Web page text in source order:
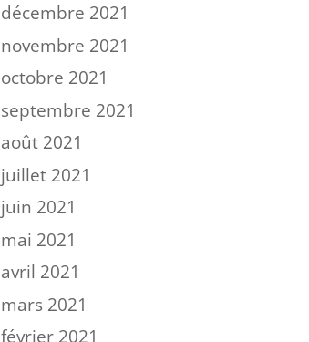
décembre 2021
novembre 2021
octobre 2021
septembre 2021
août 2021
juillet 2021
juin 2021
mai 2021
avril 2021
mars 2021
février 2021